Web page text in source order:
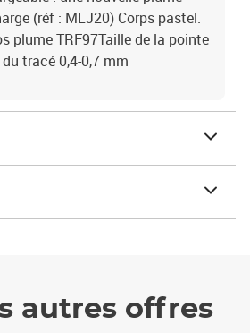
(réf : MLJ20) Corps pastel.
plume TRF97Taille de la pointe
tracé 0,4-0,7 mm
autres offres